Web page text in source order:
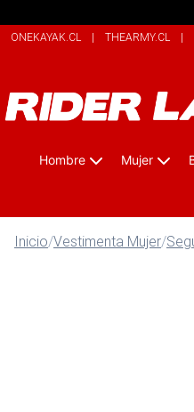
ONEKAYAK.CL | THEARMY.CL |
Hombre Mujer
Inicio/Vestimenta Mujer/